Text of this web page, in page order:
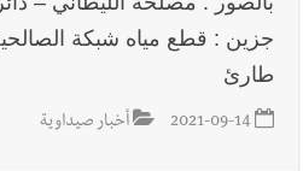
أخبار لبنان
خرق إسرائيلي في زوطر
نقطة للجيش اللبناني
روابط القطاع العام :
جزين : قطع مياه شبكة
طارئ
2021-09-14 أخبار صيداوية